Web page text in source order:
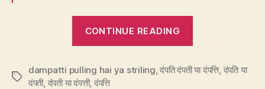
CONTINUE READING
के
Tags
dampatti pulling hai ya striling,दंपति दंपती या दंपत्ति, दंपति या
दंपती, दंपती या दंपत्ती, दंपत्ति